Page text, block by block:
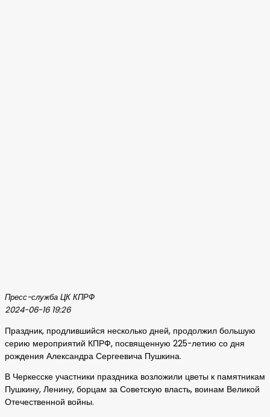
Пресс-служба ЦК КПРФ
2024-06-16 19:26
Праздник, продлившийся несколько дней, продолжил большую
серию мероприятий КПРФ, посвященную 225-летию со дня
рождения Александра Сергеевича Пушкина.
В Черкесске участники праздника возложили цветы к памятникам
Пушкину, Ленину, борцам за Советскую власть, воинам Великой
Отечественной войны.